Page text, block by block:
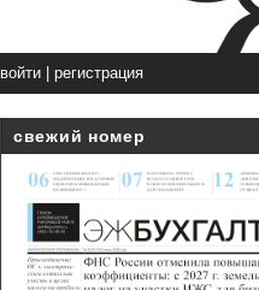
войти| регистрация
свежий номер